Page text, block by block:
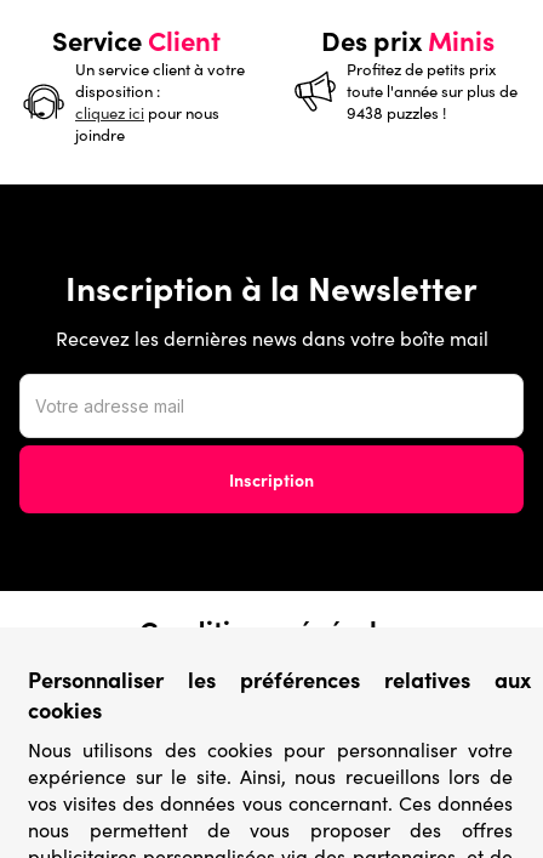
ServiceClient
Un service client à votre
disposition :
cliquez ici pour nous
joindre
Des prixMinis
Profitez de petits prix
toute l'année sur plus de
9438 puzzles !
Inscription à la Newsletter
Recevez les dernières news dans votre boîte mail
Conditions générales
› Conditions de vente
› Conditions d’utilisation
› Confidentialité & Protection des Données
› Informations légales
Catégories
› Marques
Personnaliser les préférences relatives aux
cookies
Nous utilisons des cookies pour personnaliser votre
expérience sur le site. Ainsi, nous recueillons lors de
vos visites des données vous concernant. Ces données
nous permettent de vous proposer des offres